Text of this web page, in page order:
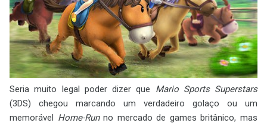
Seria muito legal poder dizer que Mario Sports Superstars
(3DS) chegou marcando um verdadeiro golaço ou um
memorável Home-Runno mercado de games britânico, mas